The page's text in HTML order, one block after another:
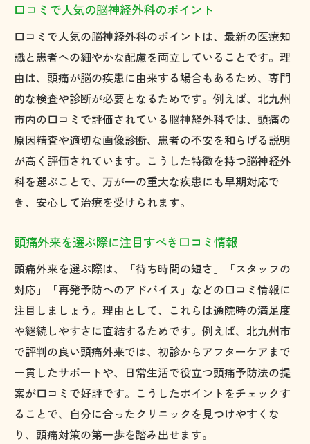
口コミで人気の脳神経外科のポイント
口コミで人気の脳神経外科のポイントは、最新の医療知
識と患者への細やかな配慮を両立していることです。理
由は、頭痛が脳の疾患に由来する場合もあるため、専門
的な検査や診断が必要となるためです。例えば、北九州
市内の口コミで評価されている脳神経外科では、頭痛の
原因精査や適切な画像診断、患者の不安を和らげる説明
が高く評価されています。こうした特徴を持つ脳神経外
科を選ぶことで、万が一の重大な疾患にも早期対応で
き、安心して治療を受けられます。
頭痛外来を選ぶ際に注目すべき口コミ情報
頭痛外来を選ぶ際は、「待ち時間の短さ」「スタッフの
対応」「再発予防へのアドバイス」などの口コミ情報に
注目しましょう。理由として、これらは通院時の満足度
や継続しやすさに直結するためです。例えば、北九州市
で評判の良い頭痛外来では、初診からアフターケアまで
一貫したサポートや、日常生活で役立つ頭痛予防法の提
案が口コミで好評です。こうしたポイントをチェックす
ることで、自分に合ったクリニックを見つけやすくな
り、頭痛対策の第一歩を踏み出せます。